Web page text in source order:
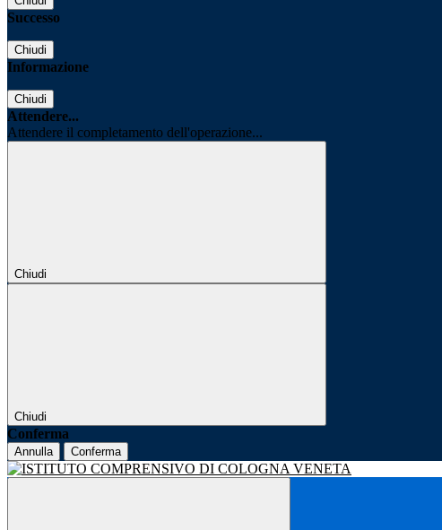
Successo
Chiudi
Informazione
Chiudi
Attendere...
Attendere il completamento dell'operazione...
Chiudi
Chiudi
Conferma
Annulla Conferma